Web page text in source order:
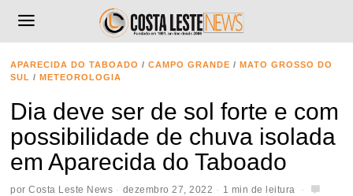
APARECIDA DO TABOADO / CAMPO GRANDE / MATO GROSSO DO
SUL / METEOROLOGIA
Dia deve ser de sol forte e com
possibilidade de chuva isolada
em Aparecida do Taboado
porCosta Leste News dezembro 27, 2022 1 min de leitura